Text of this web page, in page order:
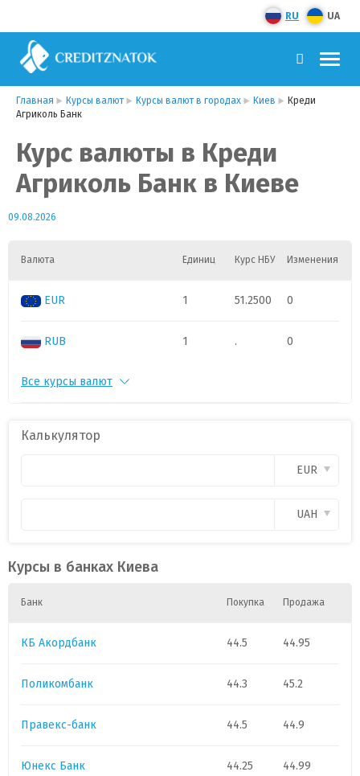
RU UA
Главная Курсы валют Курсы валют в городах Киев
Креди
Агриколь Банк
Курс валюты в Креди
Агриколь Банк в Киеве
09.08.2026
Валюта Единиц Курс НБУ Изменения
EUR 1 51.2500 0
RUB 1 . 0
USD
Все курсы валют
Калькулятор
EUR
UAH
Курсы в банках Киева
Банк Покупка Продажа
КБ Акордбанк 44.5 44.95
Поликомбанк 44.3 45.2
Правекс-банк 44.5 44.9
Юнекс Банк 44.25 44.99